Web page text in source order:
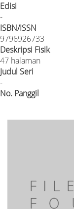
Edisi
-
ISBN/ISSN
9796926733
Deskripsi Fisik
47 halaman
Judul Seri
-
No. Panggil
-